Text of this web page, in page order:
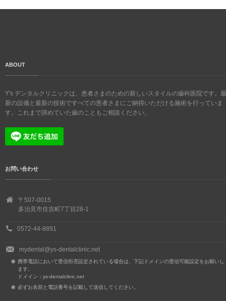
ABOUT
Y's デンタルクリニックは、患者さまのための新しいスタイルの歯科医院です。最
新の設備と最新の技術ですべての患者さまにご納得いただける施術を行っていま
す。これまで諦めていた歯のこともご相談ください。
お問い合わせ
〒507-0015
多治見市住吉町7丁目28-1
0572-44-8891
mydental@ys-dentalclinic.net
携帯電話において受信拒否設定されている場合は、下記ドメインの受信可能設定をお願いし
ます。
ドメイン：ys-dentalclinic.net
必ずお名前と電話番号を記載して送信してください。